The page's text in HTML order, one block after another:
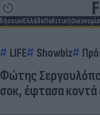
ΕλλάδαΠολιτικήΟικονομία
LIFE Showbiz
Φώτης
σοκ, έφτασα